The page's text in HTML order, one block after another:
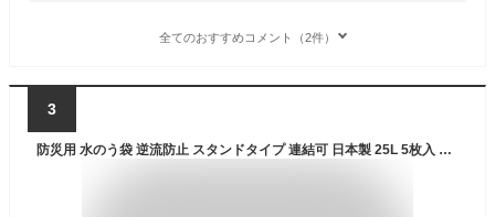
全てのおすすめコメント（2件）
3
防災用 水のう袋 逆流防止 スタンドタイプ 連結可 日本製 25L 5枚入 水嚢袋 水のう 水嚢 水害 水害対策 浸水 浸水対策 災害対策 台風 グリーンテック 【送料無料】